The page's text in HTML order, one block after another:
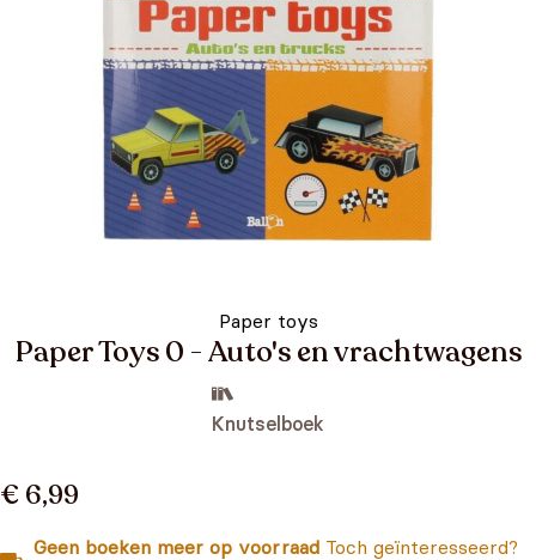
Paper toys
Paper Toys 0 - Auto's en vrachtwagens
Knutselboek
€ 6,99
Geen boeken meer op voorraad Toch geïnteresseerd?